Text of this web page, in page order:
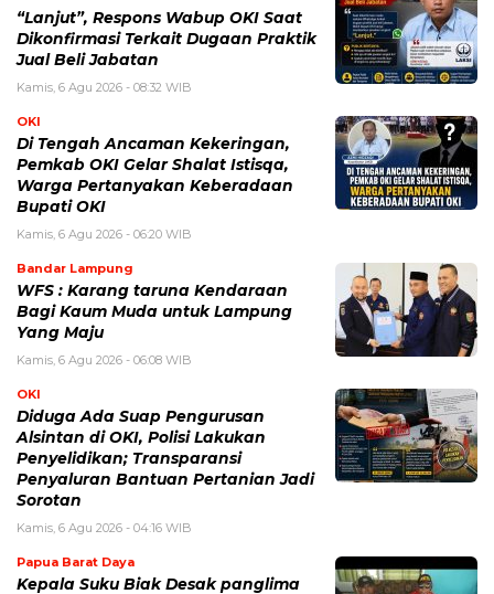
“Lanjut”, Respons Wabup OKI Saat
Dikonfirmasi Terkait Dugaan Praktik
Jual Beli Jabatan
Kamis, 6 Agu 2026 - 08:32 WIB
OKI
Di Tengah Ancaman Kekeringan,
Pemkab OKI Gelar Shalat Istisqa,
Warga Pertanyakan Keberadaan
Bupati OKI
Kamis, 6 Agu 2026 - 06:20 WIB
Bandar Lampung
WFS : Karang taruna Kendaraan
Bagi Kaum Muda untuk Lampung
Yang Maju
Kamis, 6 Agu 2026 - 06:08 WIB
OKI
Diduga Ada Suap Pengurusan
Alsintan di OKI, Polisi Lakukan
Penyelidikan; Transparansi
Penyaluran Bantuan Pertanian Jadi
Sorotan
Kamis, 6 Agu 2026 - 04:16 WIB
Papua Barat Daya
Kepala Suku Biak Desak panglima